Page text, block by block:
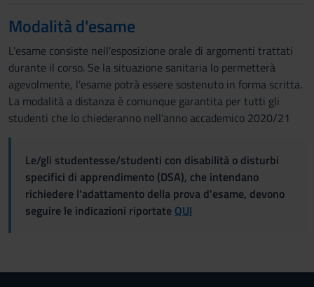
Modalità d'esame
L'esame consiste nell'esposizione orale di argomenti trattati
durante il corso. Se la situazione sanitaria lo permetterà
agevolmente, l'esame potrà essere sostenuto in forma scritta.
La modalità a distanza è comunque garantita per tutti gli
studenti che lo chiederanno nell’anno accademico 2020/21
Le/gli studentesse/studenti con disabilità o disturbi
specifici di apprendimento (DSA), che intendano
richiedere l'adattamento della prova d'esame, devono
seguire le indicazioni riportate QUI